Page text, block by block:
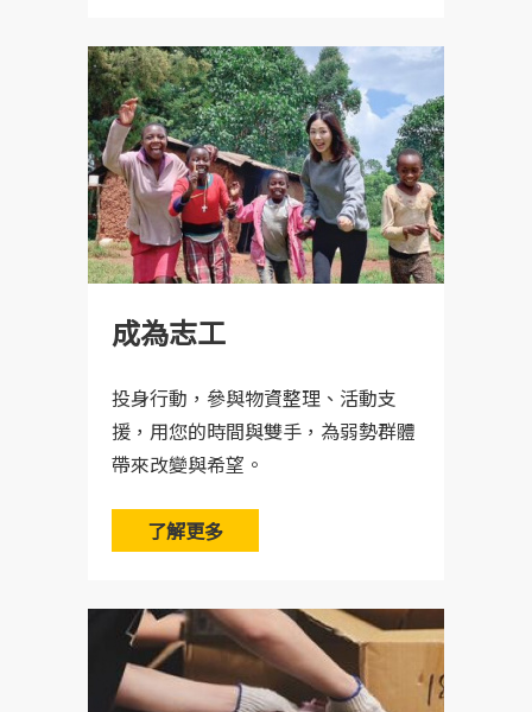
成為志工
投身行動，參與物資整理、活動支
援，用您的時間與雙手，為弱勢群體
帶來改變與希望。
了解更多